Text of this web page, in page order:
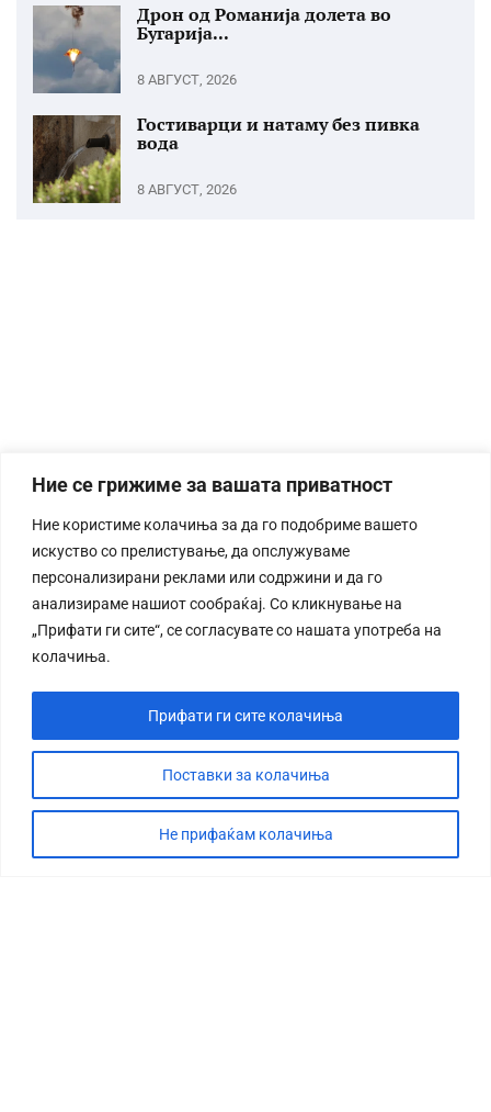
Ние се грижиме за вашата приватност
Ние користиме колачиња за да го подобриме вашето
искуство со прелистување, да опслужуваме
персонализирани реклами или содржини и да го
анализираме нашиот сообраќај. Со кликнување на
„Прифати ги сите“, се согласувате со нашата употреба на
колачиња.
Поставки за колачиња
Не прифаќам колачиња
Прифати ги сите колачиња
Дрон од Романија долета во
Бугарија...
8 АВГУСТ, 2026
Гостиварци и натаму без пивка
вода
8 АВГУСТ, 2026